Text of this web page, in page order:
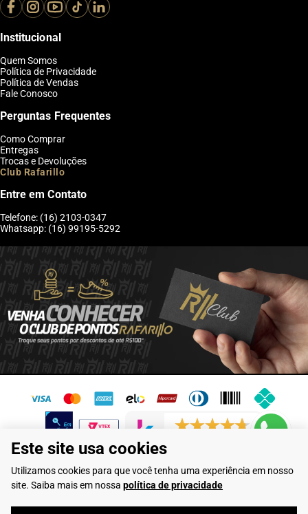
Este site usa cookies
Utilizamos cookies para que você tenha uma experiência em nosso
site. Saiba mais em nossa política de privacidade
Institucional
Quem Somos
Política de Privacidade
Política de Vendas
Fale Conosco
Perguntas Frequentes
Como Comprar
Entregas
Trocas e Devoluções
Club Rafarillo
Entre em Contato
Telefone: (16) 2103-0347
Whatsapp: (16) 99195-5292
Flamarian Comércio de Calçados LTDA - CNPJ: 10.913.950/0001-60 -
Rua Evangelista de Lima, 710 - Franca/SP
Coronel Tamarindo, 2435 - Franca/SP